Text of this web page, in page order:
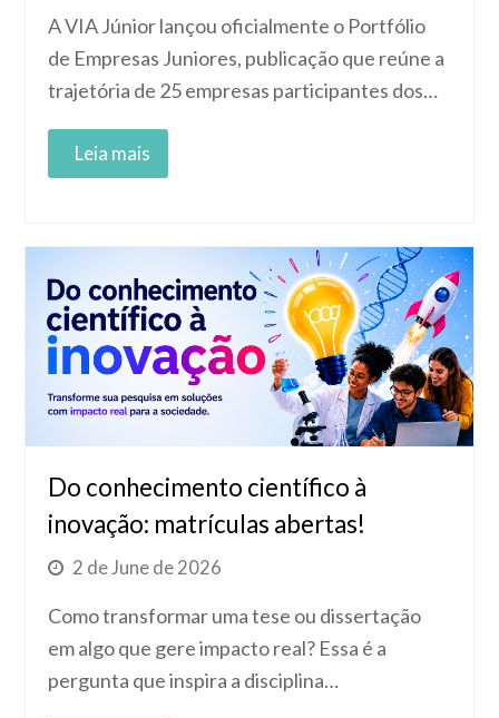
A VIA Júnior lançou oficialmente o Portfólio
de Empresas Juniores, publicação que reúne a
trajetória de 25 empresas participantes dos…
Do conhecimento científico à
inovação: matrículas abertas!
2 de June de 2026
Como transformar uma tese ou dissertação
em algo que gere impacto real? Essa é a
pergunta que inspira a disciplina…